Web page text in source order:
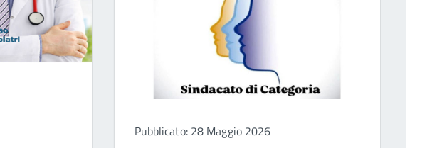
Pubblicato: 28 Maggio 2026